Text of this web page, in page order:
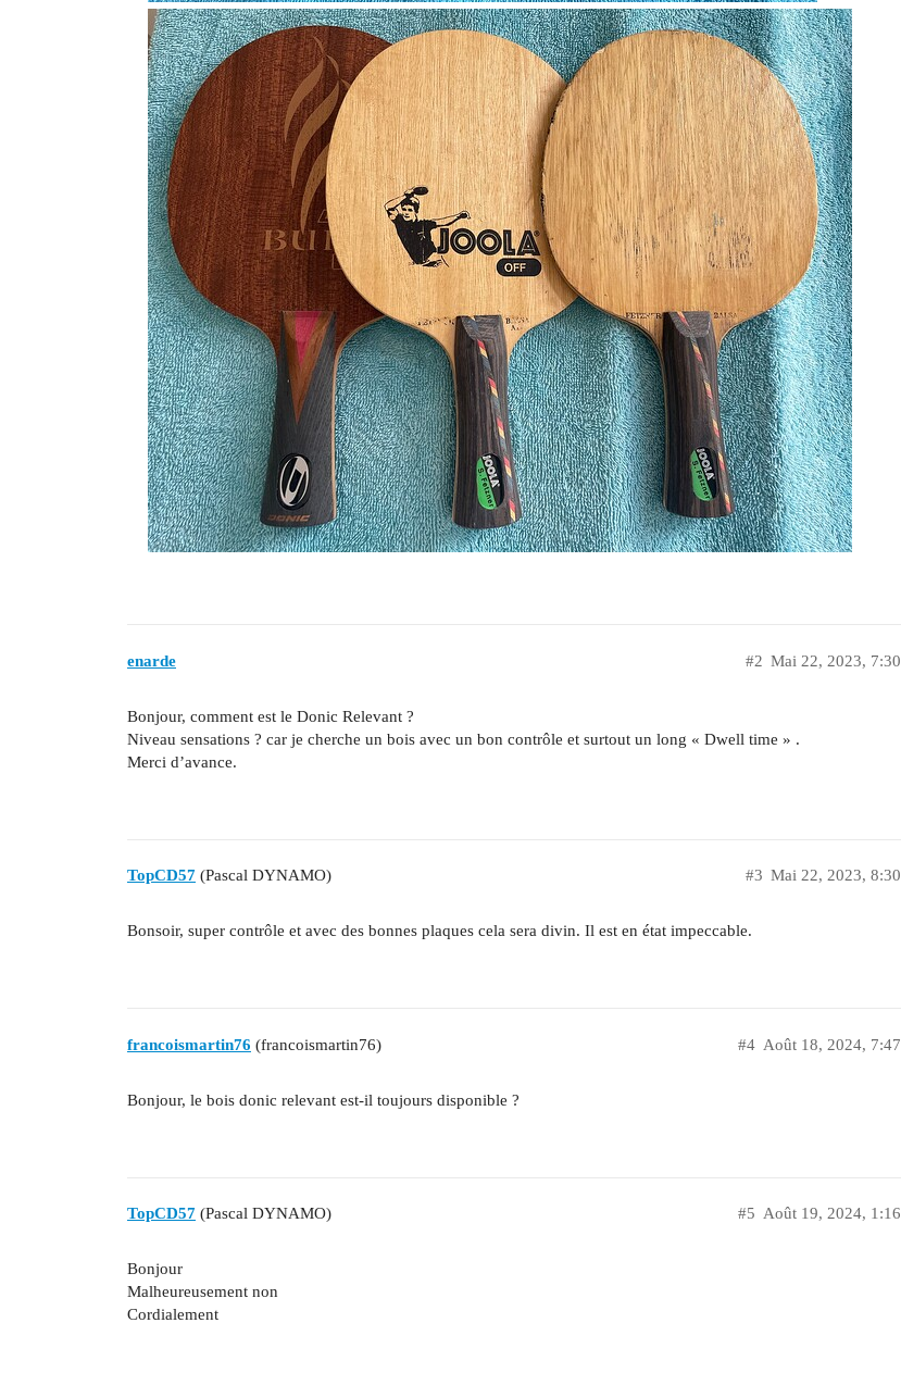
enarde Mai 22, 2023, 7:30
#2
Bonjour, comment est le Donic Relevant ?
Niveau sensations ? car je cherche un bois avec un bon contrôle et surtout un long « Dwell time » .
Merci d’avance.
TopCD57 (Pascal DYNAMO) Mai 22, 2023, 8:30
#3
Bonsoir, super contrôle et avec des bonnes plaques cela sera divin. Il est en état impeccable.
francoismartin76 (francoismartin76) Août 18, 2024, 7:47
#4
Bonjour, le bois donic relevant est-il toujours disponible ?
TopCD57 (Pascal DYNAMO) Août 19, 2024, 1:16
#5
Bonjour
Malheureusement non
Cordialement